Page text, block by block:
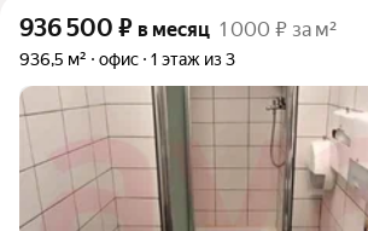
936 500 ₽ в месяц 1 000 ₽ за м²
936,5 м² офис 1 этаж из 3